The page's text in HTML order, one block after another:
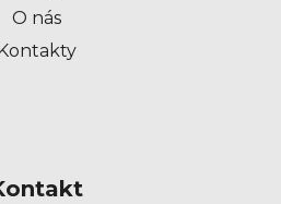
O nás
Kontakty